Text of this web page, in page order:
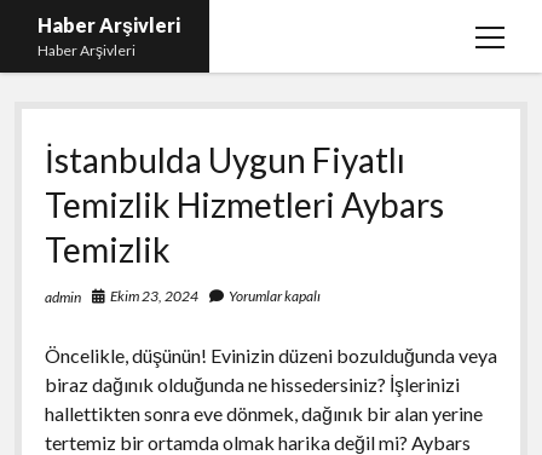
Haber Arşivleri
Haber Arşivleri
menüyü
Liste
Sayfa Listesi
Ücretsiz Tiktok Takipçi Çoğaltma
YouTube’da Nasıl Abone Kazanılır
İstanbulda Uygun Fiyatlı
Temizlik Hizmetleri Aybars
Temizlik
admin Ekim 23, 2024 Yorumlar kapalı
Öncelikle, düşünün! Evinizin düzeni bozulduğunda veya
biraz dağınık olduğunda ne hissedersiniz? İşlerinizi
hallettikten sonra eve dönmek, dağınık bir alan yerine
tertemiz bir ortamda olmak harika değil mi? Aybars